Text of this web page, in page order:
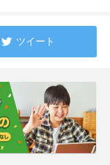
ツイート